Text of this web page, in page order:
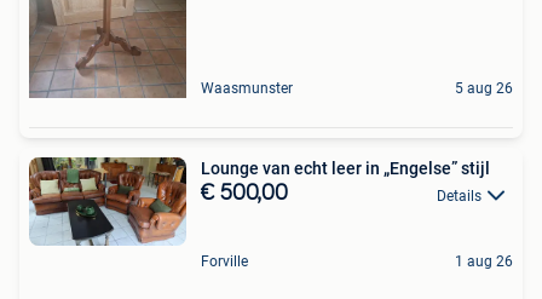
Waasmunster 5 aug 26
Lounge van echt leer in „Engelse” stijl
€ 500,00 Details
Forville 1 aug 26